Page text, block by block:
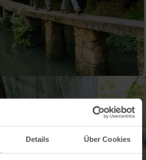
Details Über Cookies